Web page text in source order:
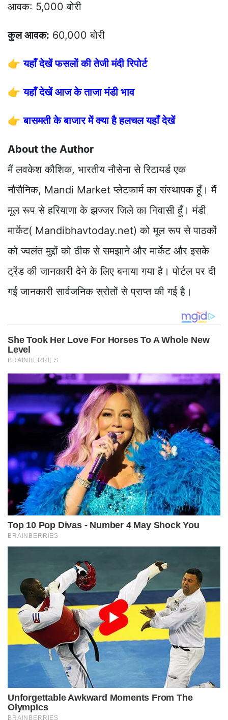
आवक: 5,000 बोरी
कुल आवक: 60,000 बोरी
👉यहाँ देखें फसलों की तेजी मंदी रिपोर्ट
👉यहाँ देखें आज के ताजा मंडी भाव
👉बासमती के बाजार में क्या है हलचल यहाँ देखें
About the Author
मैं लवकेश कौशिक, भारतीय नौसेना से रिटायर्ड एक
नौसैनिक, Mandi Market प्लेटफार्म का संस्थापक हूँ। मैं
मूल रूप से हरियाणा के झज्जर जिले का निवासी हूँ। मंडी
मार्केट( Mandibhavtoday.net) को मूल रूप से पाठकों
को ज्वलंत मुद्दों को ठीक से समझाने और मार्केट और इसके
ट्रेंड की जानकारी देने के लिए बनाया गया है। पोर्टल पर दी
गई जानकारी सार्वजनिक स्रोतों से प्राप्त की गई है।